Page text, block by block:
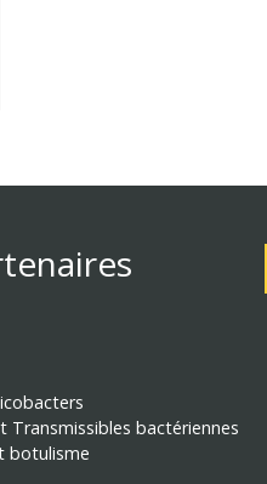
Transmissibles bactériennes
botulisme